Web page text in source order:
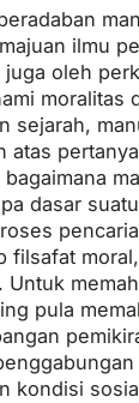
ilmu
oleh
moralitas
sejarah,
atas
dasar
filsafat
pula
kondisi